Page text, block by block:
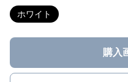
ホワイト
購入